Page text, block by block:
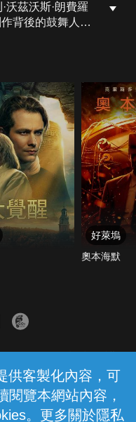
供客製化內容，可
閱覽本網站內容，
。更多關於隱私
沃茲沃斯·朗費羅
背後的鼓舞人心
好萊塢
奧本海默
人家庭分公司
© 2026